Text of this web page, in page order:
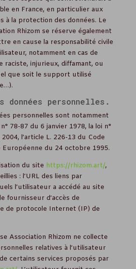
en France, en particulier aux
à la protection des données. Le
Rhizom se réserve également
en cause la responsabilité civile
notamment en cas de
raciste, injurieux, diffamant, ou
que soit le support utilisé
données personnelles.
personnelles sont notamment
78-87 du 6 janvier 1978, la loi n°
l’article L. 226-13 du Code
Européenne du 24 octobre 1995.
du site https://rhizom.art/,
: l’URL des liens par
l’utilisateur a accédé au site
fournisseur d’accès de
de protocole Internet (IP) de
Association Rhizom ne collecte
relatives à l’utilisateur
certains services proposés par